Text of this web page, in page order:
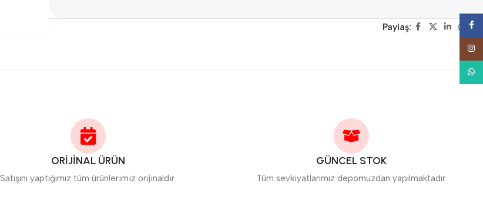
Paylaş:
ORİJİNAL ÜRÜN
Satışını yaptığımız tüm ürünlerimiz orijinaldir.
GÜNCEL STOK
Tüm sevkiyatlarımız depomuzdan yapılmaktadır.